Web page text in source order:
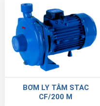
BƠM LY TÂM STAC
CF/200 M